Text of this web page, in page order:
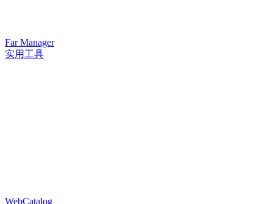
Far Manager
实用工具
WebCatalog